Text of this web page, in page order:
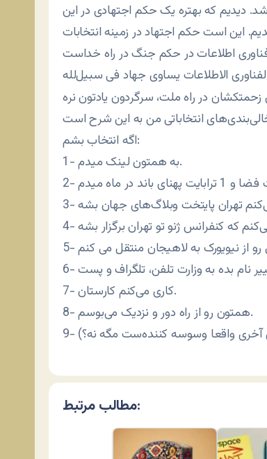
دیدیم که بهتره یک حکم اجتهادی در این
اگه انتخاب بشم:
1- به همتون لینک میدم.
7- کاری می‌کنم کارستان.
8- همتون رو از راه دور و نزدیک می‌بوسم.
آخری واقعا وسوسه کننده‌ست مگه نه؟)
مطالب مرتبط: